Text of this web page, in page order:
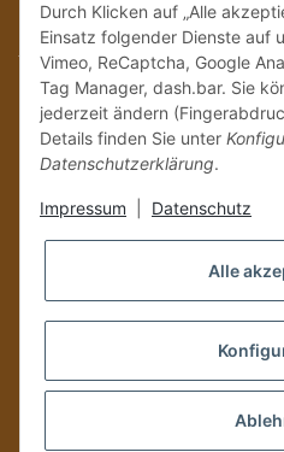
Bitte senden Sie mir entsprechend Ihrer
jederzeit widerruflich Informationen zu
Vertrag
Versand und Zustellung nur
Alle Preise inkl. gesetzlicher
Durch Klicken auf „Alle
Einsatz folgender Dienste auf
Vimeo, ReCaptcha, Google
Tag Manager, dash.bar. Sie
jederzeit ändern
Details finden Sie unter
Datenschutzerklärung.
Impressum Datenschutz
Alle